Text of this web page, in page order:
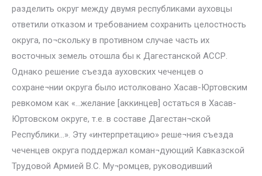
разделить округ между двумя республиками ауховцы
ответили отказом и требованием сохранить целостность
округа, по¬скольку в противном случае часть их
восточных земель отошла бы к Дагестанской АССР.
Однако решение съезда ауховских чеченцев о
сохране¬нии округа было истолковано Хасав-Юртовским
ревкомом как «…желание [аккинцев] остаться в Хасав-
Юртовском округе, т.е. в составе Дагестан¬ской
Республики…». Эту «интерпретацию» реше¬ния съезда
чеченцев округа поддержал коман¬дующий Кавказской
Трудовой Армией В.С. Му¬ромцев, руководивший